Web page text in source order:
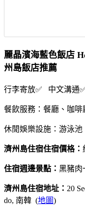
麗晶濱海藍色飯店
州島飯店推薦
行李寄放✅ 中文溝通
餐飲服務：餐廳、咖啡
休閒娛樂設施：游泳池
濟州島住宿住宿價格：
住宿週邊景點： 黑豬肉
濟州島住宿地址： 20
do, 南韓 (地圖)